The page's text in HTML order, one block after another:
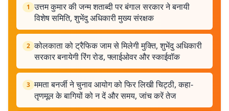
1 उत्तम कुमार की जन्म शताब्दी पर बंगाल सरकार ने बनायी
विशेष समिति, शुभेंदु अधिकारी मुख्य संरक्षक
2 कोलकाता को ट्रैफिक जाम से मिलेगी मुक्ति, शुभेंदु अधिकारी
सरकार बनायेगी रिंग रोड, फ्लाईओवर और स्काईवॉक
3 ममता बनर्जी ने चुनाव आयोग को फिर लिखी चिट्ठी, कहा-
तृणमूल के बागियों को न दें और समय, जांच करें तेज